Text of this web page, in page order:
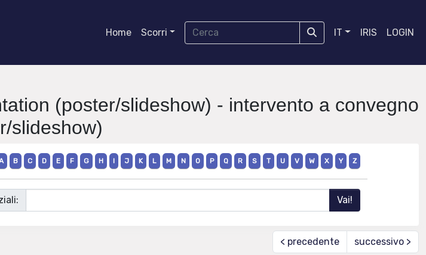
Home Scorri IT IRIS LOGIN
(poster/slideshow) - intervento a convegno
slideshow)
B C D E F G H I J K L M N O P Q R S T U V W X Y Z
< precedente successivo >